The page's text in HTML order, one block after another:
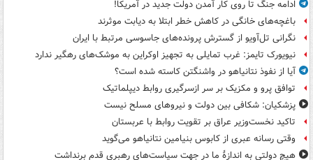
ادامه جنگ تا روی کار آمدن دولت جدید در آمریکا!
باغچه‌های خانگی در کاهش خطر ابتلا به دیابت موثرند
نگرانی تل‌آویو از گسترش پرونده‌های جاسوسی مرتبط با ایران
نیویورک تایمز: غرب تمایلی به تجهیز اوکراین به موشک‌های رهگیر ندارد
آیا از نفوذ نتانیاهو در واشنگتن کاسته شده است؟
توافق پرو و مکزیک بر سر ازسرگیری روابط دیپلماتیک
پزشکیان: شکافی بین دولت و نیروهای مسلح نیست
تاکید نخست‌وزیر عراق بر تقویت روابط با عربستان
وقتی رسانه عبری از کابوس بنیامین نتانیاهو می‌گوید
هیچ دولتی به اندازۀ ما در جهت سیاست‌های رهبری قدم برنداشت